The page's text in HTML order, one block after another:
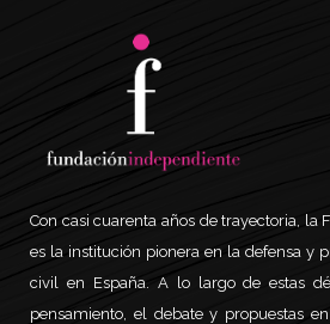
Con casi cuarenta años de trayectoria, la
es la institución pionera en la defensa y
civil en España. A lo largo de estas
pensamiento, el debate y propuestas